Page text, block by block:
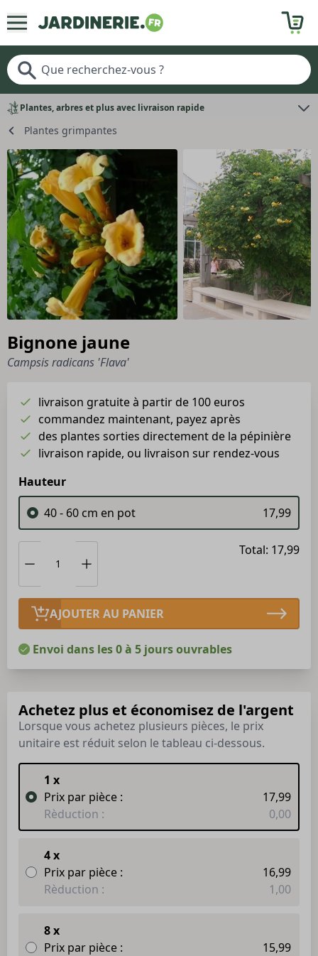
Plantes, arbres et plus avec livraison rapide
Plantes grimpantes
Bignone jaune
Campsis radicans 'Flava'
livraison gratuite à partir de 100 euros
commandez maintenant, payez après
des plantes sorties directement de la pépinière
livraison rapide, ou livraison sur rendez-vous
Hauteur
40 - 60 cm en pot
17,99
AJOUTER AU PANIER
Total: 17,99
Envoi dans les 0 à 5 jours ouvrables
Achetez plus et économisez de l'argent
Lorsque vous achetez plusieurs pièces, le prix
unitaire est réduit selon le tableau ci-dessous.
1 x
Prix par pièce :
17,99
Rèduction :
0,00
4 x
Prix par pièce :
16,99
Rèduction :
1,00
8 x
Prix par pièce :
15,99